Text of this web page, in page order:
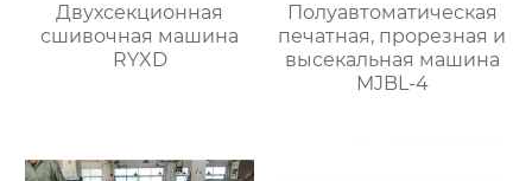
Двухсекционная
сшивочная машина
RYXD
Полуавтоматическая
печатная, прорезная и
высекальная машина
MJBL-4